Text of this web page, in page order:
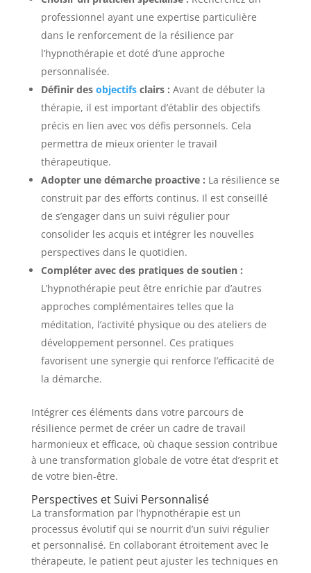
professionnel ayant une expertise particulière
dans le renforcement de la résilience par
l’hypnothérapie et doté d’une approche
personnalisée.
Définir des objectifsclairs : Avant de débuter la
thérapie, il est important d’établir des objectifs
précis en lien avec vos défis personnels. Cela
permettra de mieux orienter le travail
thérapeutique.
Adopter une démarche proactive : La résilience se
construit par des efforts continus. Il est conseillé
de s’engager dans un suivi régulier pour
consolider les acquis et intégrer les nouvelles
perspectives dans le quotidien.
Compléter avec des pratiques de soutien :
L’hypnothérapie peut être enrichie par d’autres
approches complémentaires telles que la
méditation, l’activité physique ou des ateliers de
développement personnel. Ces pratiques
favorisent une synergie qui renforce l’efficacité de
la démarche.
Intégrer ces éléments dans votre parcours de
résilience permet de créer un cadre de travail
harmonieux et efficace, où chaque session contribue
à une transformation globale de votre état d’esprit et
de votre bien-être.
Perspectives et Suivi Personnalisé
La transformation par l’hypnothérapie est un
processus évolutif qui se nourrit d’un suivi régulier
et personnalisé. En collaborant étroitement avec le
thérapeute, le patient peut ajuster les techniques en